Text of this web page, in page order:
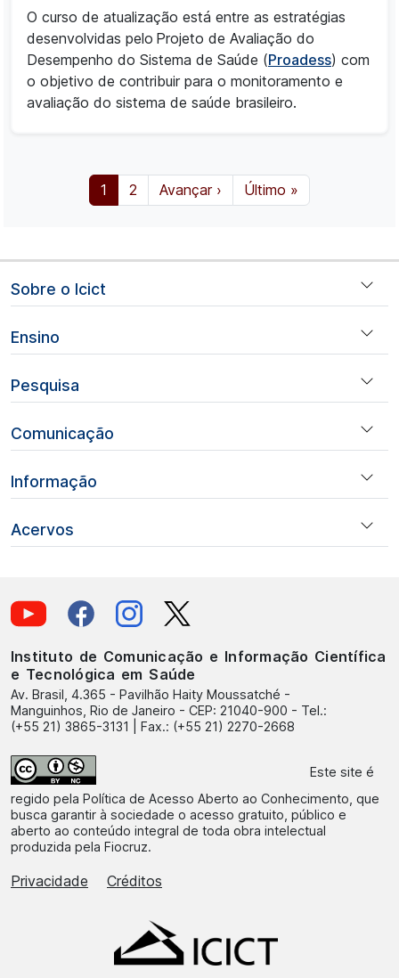
O curso de atualização está entre as estratégias
desenvolvidas pelo Projeto de Avaliação do
Desempenho do Sistema de Saúde (Proadess) com
o objetivo de contribuir para o monitoramento e
avaliação do sistema de saúde brasileiro.
Página atual
1 Página
2 Próxima página
Avançar › Última página
Último »
Sobre o Icict
Ensino
Pesquisa
Comunicação
Informação
Acervos
Instituto de Comunicação e Informação Científica
e Tecnológica em Saúde
Av. Brasil, 4.365 - Pavilhão Haity Moussatché -
Manguinhos, Rio de Janeiro - CEP: 21040-900 - Tel.:
(+55 21) 3865-3131 | Fax.: (+55 21) 2270-2668
Este site é
regido pela Política de Acesso Aberto ao Conhecimento , que
busca garantir à sociedade o acesso gratuito, público e
aberto ao conteúdo integral de toda obra intelectual
produzida pela Fiocruz.
Privacidade Créditos